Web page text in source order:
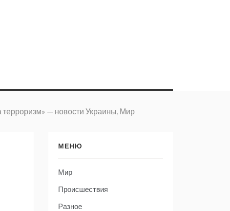
— новости Украины, Мир
МЕНЮ
Мир
Происшествия
Разное